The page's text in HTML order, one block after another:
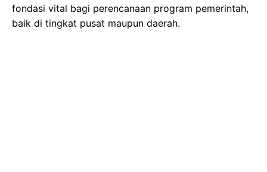
fondasi vital bagi perencanaan program pemerintah,
baik di tingkat pusat maupun daerah.